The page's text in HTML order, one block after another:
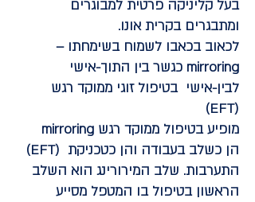
בעל קליניקה פרטית למבוגרים
ומתבגרים בקרית אונו.
לכאוב בכאבו לשמוח בשימחתו –
mirroring כגשר בין התוך-אישי
לבין-אישי בטיפול זוגי ממוקד רגש
(EFT)
mirroring מופיע בטיפול ממוקד רגש
(EFT) הן כשלב בעבודה והן כטכניקת
התערבות. שלב המירורינג הוא השלב
הראשון בטיפול בו המטפל מסייע